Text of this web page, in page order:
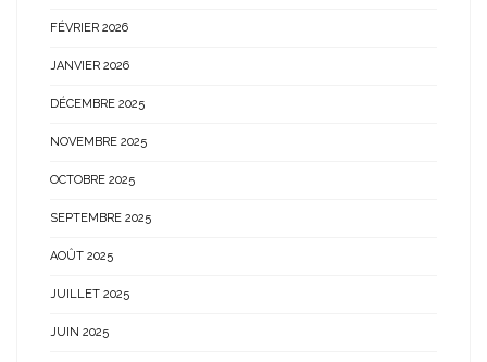
FÉVRIER 2026
JANVIER 2026
DÉCEMBRE 2025
NOVEMBRE 2025
OCTOBRE 2025
SEPTEMBRE 2025
AOÛT 2025
JUILLET 2025
JUIN 2025